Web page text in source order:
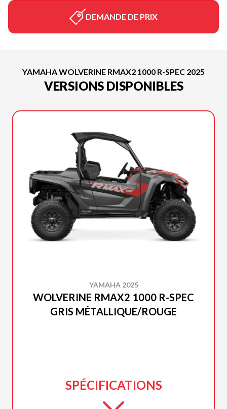
DEMANDE DE PRIX
YAMAHA WOLVERINE RMAX2 1000 R-SPEC 2025
VERSIONS DISPONIBLES
YAMAHA 2025
WOLVERINE RMAX2 1000 R-SPEC
GRIS MÉTALLIQUE/ROUGE
SPÉCIFICATIONS